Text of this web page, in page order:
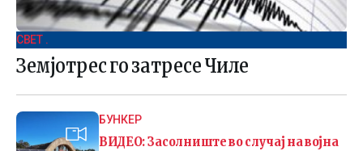
СВЕТ .
Земјотрес го затресе Чиле
БУНКЕР
ВИДЕО: Засолниште во случај на војна